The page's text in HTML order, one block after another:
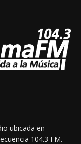
ubicada en
104.3 FM.